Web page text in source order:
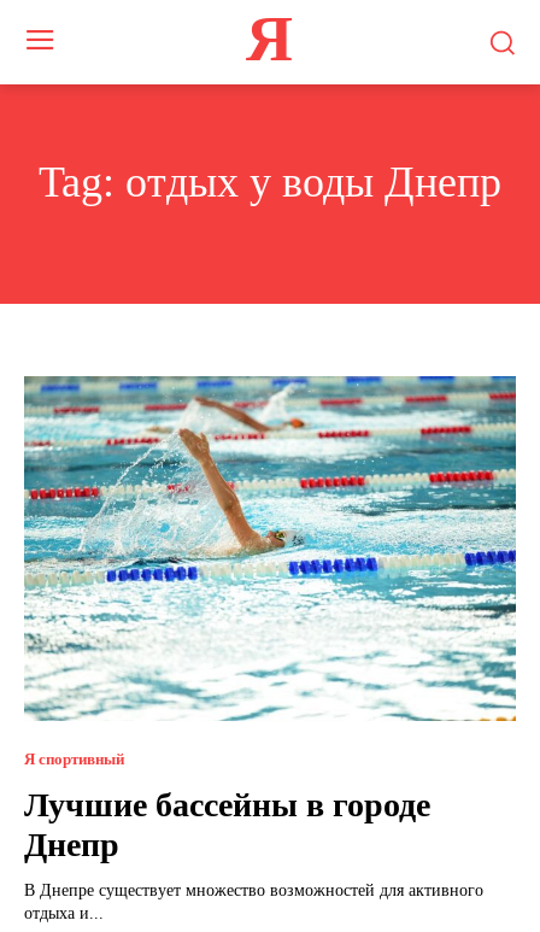
Я
Tag: отдых у воды Днепр
Я спортивный
Лучшие бассейны в городе
Днепр
В Днепре существует множество возможностей для активного
отдыха и...